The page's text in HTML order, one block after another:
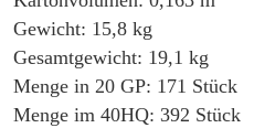
Gewicht: 15,8 kg
Gesamtgewicht: 19,1 kg
Menge in 20 GP: 171 Stück
Menge im 40HQ: 392 Stück